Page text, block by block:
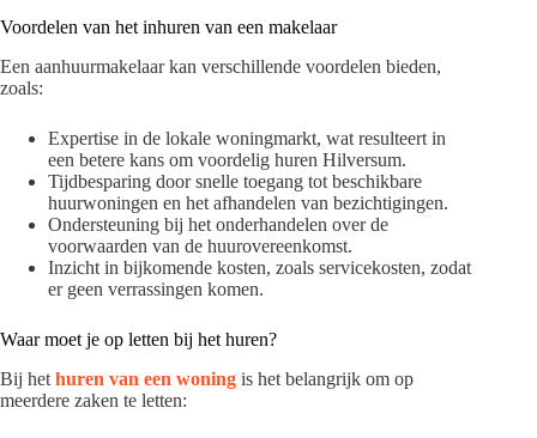
Voordelen van het inhuren van een makelaar
Een aanhuurmakelaar kan verschillende voordelen bieden,
zoals:
Expertise in de lokale woningmarkt, wat resulteert in
een betere kans om voordelig huren Hilversum.
Tijdbesparing door snelle toegang tot beschikbare
huurwoningen en het afhandelen van bezichtigingen.
Ondersteuning bij het onderhandelen over de
voorwaarden van de huurovereenkomst.
Inzicht in bijkomende kosten, zoals servicekosten, zodat
er geen verrassingen komen.
Waar moet je op letten bij het huren?
Bij het huren van een woning is het belangrijk om op
meerdere zaken te letten: